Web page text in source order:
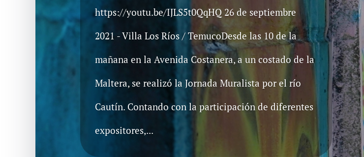
https://youtu.be/IJLS5t0QqHQ 26 de septiembre
2021 - Villa Los Ríos / TemucoDesde las 10 de la
mañana en la Avenida Costanera, a un costado de la
Maltera, se realizó la Jornada Muralista por el río
Cautín. Contando con la participación de diferentes
expositores,...